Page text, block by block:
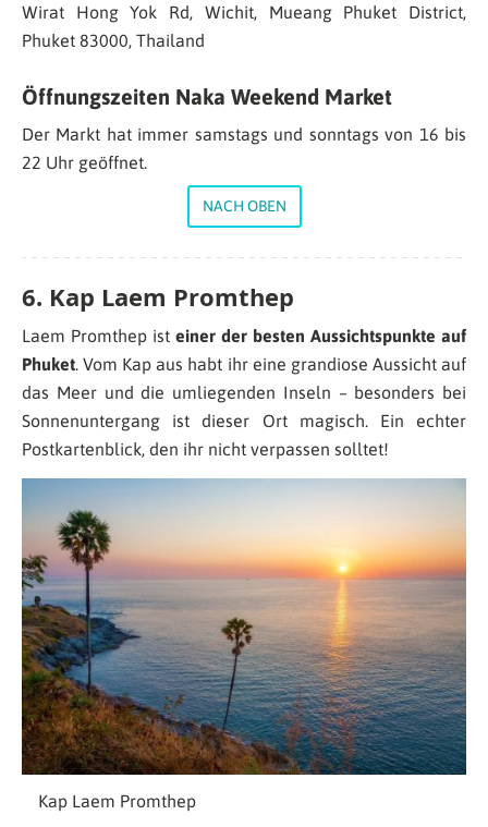
Wirat Hong Yok Rd, Wichit, Mueang Phuket District,
Phuket 83000, Thailand
Öffnungszeiten Naka Weekend Market
Der Markt hat immer samstags und sonntags von 16 bis
22 Uhr geöffnet.
NACH OBEN
6. Kap Laem Promthep
Laem Promthep ist einer der besten Aussichtspunkte auf
Phuket. Vom Kap aus habt ihr eine grandiose Aussicht auf
das Meer und die umliegenden Inseln – besonders bei
Sonnenuntergang ist dieser Ort magisch. Ein echter
Postkartenblick, den ihr nicht verpassen solltet!
Kap Laem Promthep